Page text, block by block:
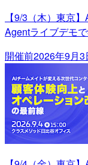
【9/3（木）東京
Agentライブデモ
開催前2026年9月3